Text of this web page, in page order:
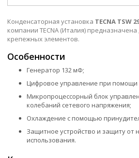
Конденсаторная установка TECNA TSW
компании TECNA (Италия)
крепежных элементов.
Особенности
Генератор 132 мФ;
Цифровое управление при помощи
Микропроцессорный блок
колебаний сетевого напряжения;
Охлаждение с помощью
Защитное устройство и защиту от
использования.